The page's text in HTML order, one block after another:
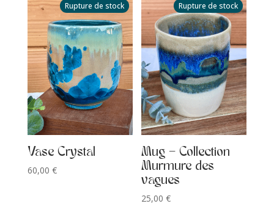
Rupture de stock
Vase Crystal
60,00 €
Rupture de stock
Mug – Collection
Murmure des
vagues
25,00€